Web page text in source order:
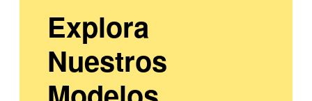
Explora
Nuestros